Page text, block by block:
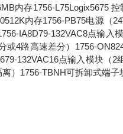
内存1756-L75Logix5675
内存1756-PB75电源（
IA8D79-132VAC8点输入
4路高速差分）1756-
132VAC16点输入模块（
）1756-TBNH可拆卸式端子